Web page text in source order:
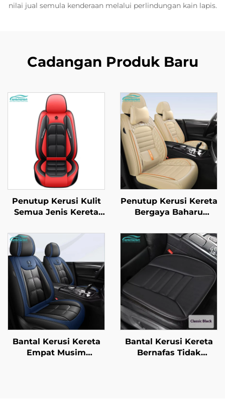
nilai jual semula kenderaan melalui perlindungan kain lapis.
Cadangan Produk Baru
Penutup Kerusi Kulit
Semua Jenis Kereta
Dilengkungkan Penuh
Kekal Tahan Lasak
Tahan Kotor Tahan
Lemas
Penutup Kerusi Kereta
Bergaya Baharu
Dilengkungkan Penuh
Bahan Sutera Anti
Letupan Bahagian
Depan Diperbuat
Daripada Kulit
Bantal Kerusi Kereta
Empat Musim
Bantal Kerusi Kereta
Bernafas Tidak